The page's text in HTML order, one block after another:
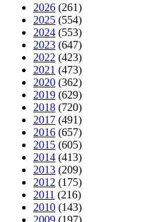
2026 (261)
2025 (554)
2024 (553)
2023 (647)
2022 (423)
2021 (473)
2020 (362)
2019 (629)
2018 (720)
2017 (491)
2016 (657)
2015 (605)
2014 (413)
2013 (209)
2012 (175)
2011 (216)
2010 (143)
2009 (197)